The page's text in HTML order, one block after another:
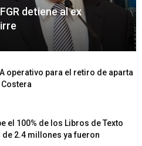
detiene al ex
operativo para el retiro de aparta
el 100% de los Libros de Texto
de 2.4 millones ya fueron